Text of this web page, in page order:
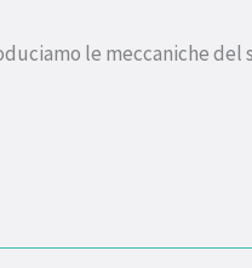
le meccaniche del